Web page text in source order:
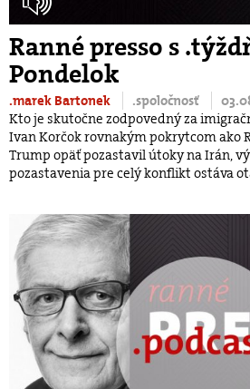
Ranné presso s
Pondelok
.marek Bartonek .spoločnosť
Kto je skutočne zodpovedný za
Ivan Korčok rovnakým pokrytcom ako
Trump opäť pozastavil útoky na Irán,
pozastavenia pre celý konflikt ostáva